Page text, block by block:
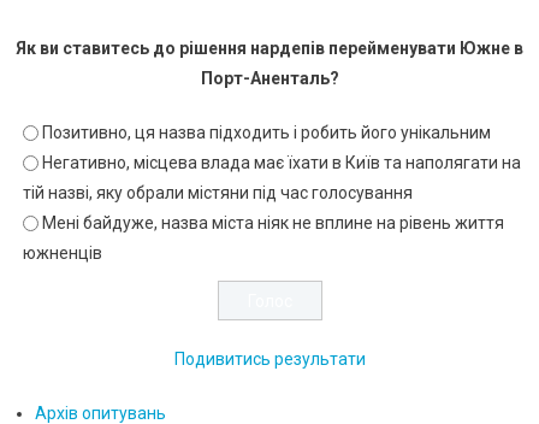
Як ви ставитесь до рішення нардепів перейменувати Южне в
Порт-Аненталь?
Позитивно, ця назва підходить і робить його унікальним
Негативно, місцева влада має їхати в Київ та наполягати на
тій назві, яку обрали містяни під час голосування
Мені байдуже, назва міста ніяк не вплине на рівень життя
южненців
Подивитись результати
Архів опитувань